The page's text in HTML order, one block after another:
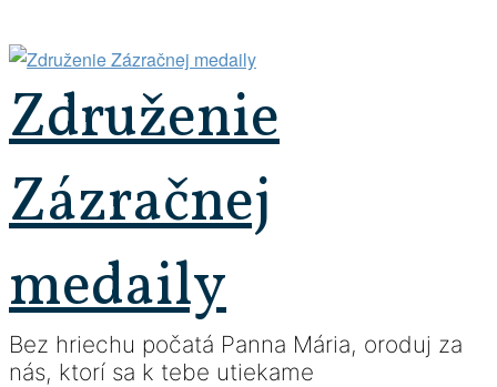
na
obsah
Združenie
Zázračnej
medaily
Bez hriechu počatá Panna Mária, oroduj za
nás, ktorí sa k tebe utiekame